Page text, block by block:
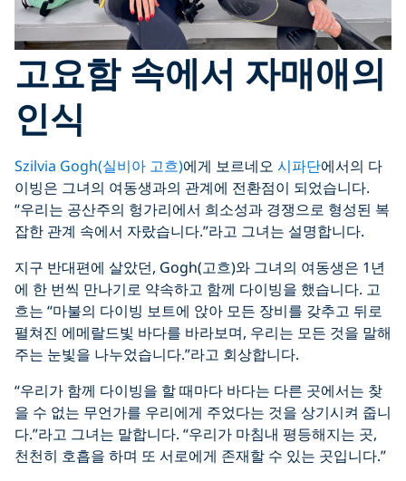
고요함 속에서 자매애의
인식
Szilvia Gogh(실비아 고흐)에게 보르네오 시파단에서의 다
이빙은 그녀의 여동생과의 관계에 전환점이 되었습니다.
“우리는 공산주의 헝가리에서 희소성과 경쟁으로 형성된 복
잡한 관계 속에서 자랐습니다.”라고 그녀는 설명합니다.
지구 반대편에 살았던, Gogh(고흐)와 그녀의 여동생은 1년
에 한 번씩 만나기로 약속하고 함께 다이빙을 했습니다. 고
흐는 “마불의 다이빙 보트에 앉아 모든 장비를 갖추고 뒤로
펼쳐진 에메랄드빛 바다를 바라보며, 우리는 모든 것을 말해
주는 눈빛을 나누었습니다.”라고 회상합니다.
“우리가 함께 다이빙을 할 때마다 바다는 다른 곳에서는 찾
을 수 없는 무언가를 우리에게 주었다는 것을 상기시켜 줍니
다.”라고 그녀는 말합니다. “우리가 마침내 평등해지는 곳,
천천히 호흡을 하며 또 서로에게 존재할 수 있는 곳입니다.”